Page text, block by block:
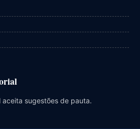
sugestões de pauta.